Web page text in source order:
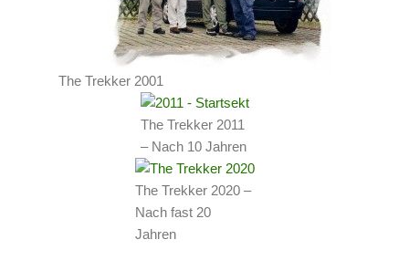
The Trekker 2001
The Trekker 2011
– Nach 10 Jahren
The Trekker 2020 –
Nach fast 20
Jahren